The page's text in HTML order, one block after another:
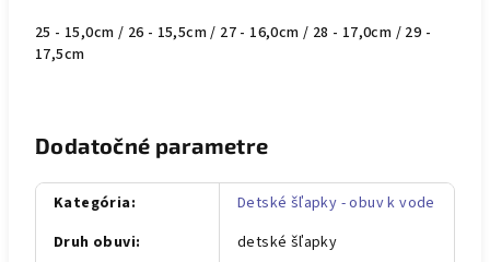
25 - 15,0cm / 26 - 15,5cm / 27 - 16,0cm / 28 - 17,0cm / 29 -
17,5cm
Dodatočné parametre
Kategória:
Detské šľapky - obuv k vode
Druh obuvi:
detské šľapky